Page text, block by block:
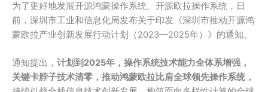
为了更好地发展开源鸿蒙操作系统、开源欧拉操作系统，日
前，深圳市工业和信息化局发布关于印发《深圳市推动开源鸿
蒙欧拉产业创新发展行动计划（2023—2025年）》的通知。
通知提出， 计划到2025年，操作系统技术能力全体系增强，
关键卡脖子技术清零，推动鸿蒙欧拉比肩全球领先操作系统，